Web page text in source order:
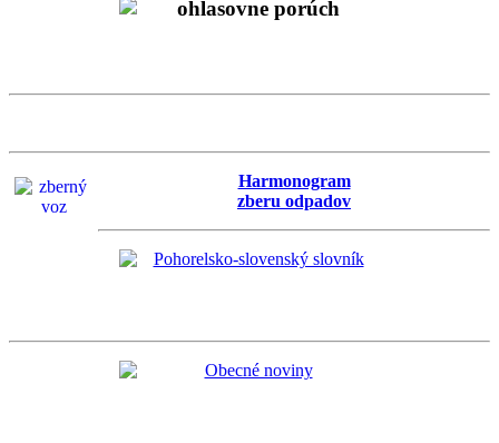
Harmonogram
zberu odpadov